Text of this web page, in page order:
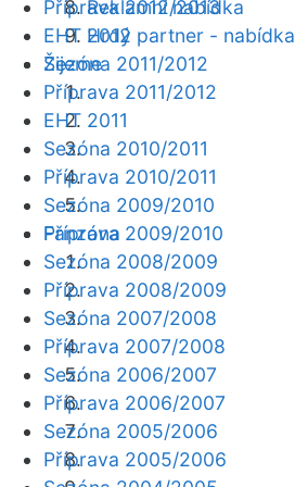
Reklamní nabídka
Hrdý partner - nabídka
Žijeme
Fanzóna
Příprava 2012/2013
EHT 2012
Sezóna 2011/2012
Příprava 2011/2012
EHT 2011
Sezóna 2010/2011
Příprava 2010/2011
Sezóna 2009/2010
Příprava 2009/2010
Sezóna 2008/2009
Příprava 2008/2009
Sezóna 2007/2008
Příprava 2007/2008
Sezóna 2006/2007
Příprava 2006/2007
Sezóna 2005/2006
Příprava 2005/2006